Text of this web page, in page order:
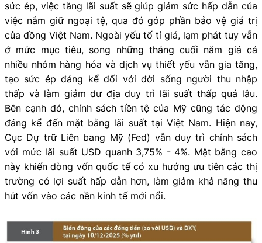
sức ép, việc tăng lãi suất sẽ giúp giảm sức hấp dẫn của
việc nắm giữ ngoại tệ, qua đó góp phần bảo vệ giá trị
của đồng Việt Nam. Ngoài yếu tố tỉ giá, lạm phát tuy vẫn
ở mức mục tiêu, song những tháng cuối năm giá cả
nhiều nhóm hàng hóa và dịch vụ thiết yếu vẫn gia tăng,
tạo sức ép đáng kể đối với đời sống người thu nhập
thấp và làm giảm dư địa duy trì lãi suất thấp quá lâu.
Bên cạnh đó, chính sách tiền tệ của Mỹ cũng tác động
đáng kể đến mặt bằng lãi suất tại Việt Nam. Hiện nay,
Cục Dự trữ Liên bang Mỹ (Fed) vẫn duy trì chính sách
với mức lãi suất USD quanh 3,75% - 4%. Mặt bằng cao
này khiến dòng vốn quốc tế có xu hướng ưu tiên các thị
trường có lợi suất hấp dẫn hơn, làm giảm khả năng thu
hút vốn vào các nền kinh tế mới nổi.